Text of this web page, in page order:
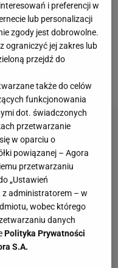
Romanii ukończył
z przyczyn tak
słabe
odnajduje się
1
i preferencji w
lub personalizacji
zgody jest dobrowolne.
ograniczyć jej zakres lub
przejdź do
także do celów
funkcjonowania
dot. świadczonych
przetwarzanie
w oparciu o
powiązanej – Agora
przetwarzaniu
„Ustawień
z administratorem – w
wobec którego
danych
Polityka Prywatności
S.A.